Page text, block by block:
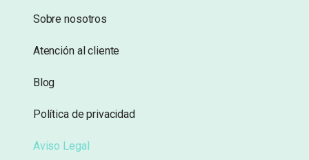
Sobre nosotros
Atención al cliente
Blog
Política de privacidad
Aviso Legal